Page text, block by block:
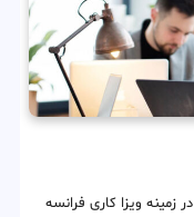
در زمینه ویزا کاری فرانسه